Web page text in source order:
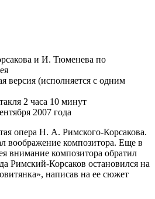
и И. Тюменева по
версия (исполняется с одним
2 часа 10 минут
2007 года
опера Н. А. Римского-Корсакова.
воображение композитора. Еще в
внимание композитора обратил
Римский-Корсаков остановился на
написав на ее сюжет